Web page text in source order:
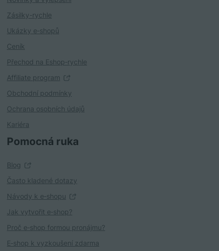
Zásilky-rychle
Ukázky e‑shopů
Ceník
Přechod na Eshop‑rychle
Affiliate program
Obchodní podmínky
Ochrana osobních údajů
Kariéra
Pomocná ruka
Blog
Často kladené dotazy
Návody k e‑shopu
Jak vytvořit e‑shop?
Proč e‑shop formou pronájmu?
E‑shop k vyzkoušení zdarma